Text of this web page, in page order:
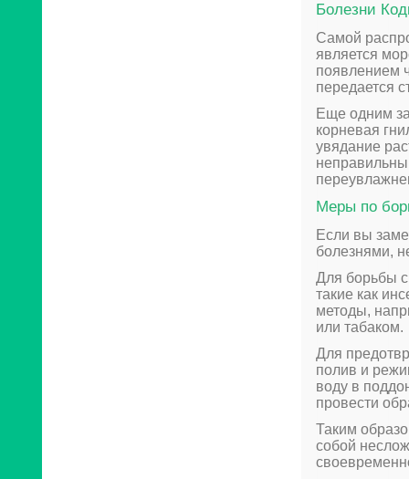
Болезни
Самой
является
появлением
передается
Еще одним
корневая
увядание
Меры по
Если вы
болезнями,
Для борьбы
такие как
методы,
или табаком.
Для
полив и
воду в
провести
Таким
собой